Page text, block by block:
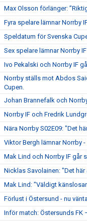
Max Olsson förlänger:
Fyra spelare lämnar Norrby
Speldatum för Svenska
Sex spelare lämnar Norrby IF
Ivo Pekalski och Norrby IF
Norrby ställs mot Abdos
Cupen.
Johan Brannefalk och
Norrby IF och Fredrik
Nära Norrby S02E09: "Det
Viktor Bergh lämnar Norrby
Mak Lind och Norrby IF går
Nicklas Savolainen: "Det
Mak Lind: "Väldigt
Förlust i Östersund - nu
Inför match: Östersunds FK